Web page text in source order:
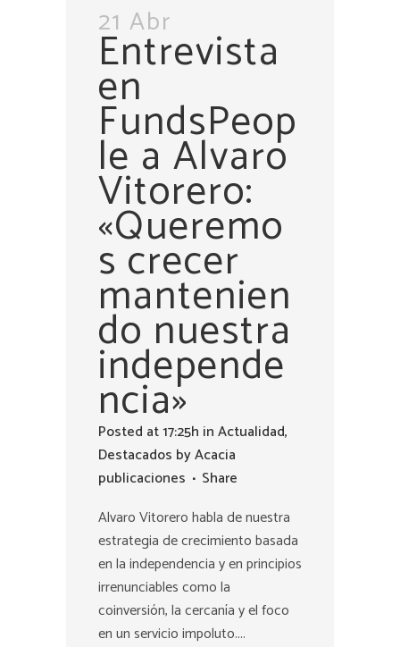
21 Abr
Entrevista
en
FundsPeop
le a Alvaro
Vitorero:
«Queremo
s crecer
mantenien
do nuestra
independe
ncia»
Posted at 17:25h inActualidad,
Destacados byAcacia
publicaciones
Share
Alvaro Vitorero habla de nuestra
estrategia de crecimiento basada
en la independencia y en principios
irrenunciables como la
coinversión, la cercanía y el foco
en un servicio impoluto....